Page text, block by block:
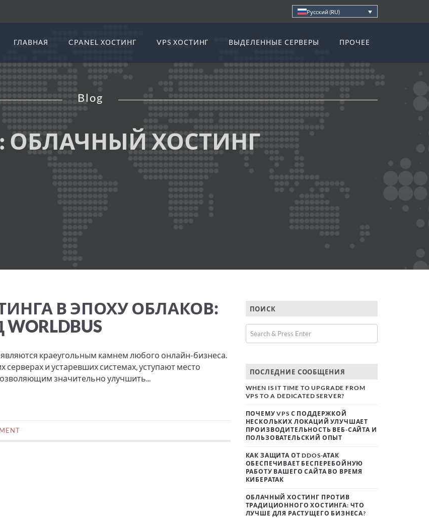
Русский (RU)
ГЛАВНАЯ CPANEL ХОСТИНГ VPS ХОСТИНГ ВЫДЕЛЕННЫЕ СЕРВЕРЫ ПРОЧЕЕ
Blog
ОБЛАЧНЫЙ ХОСТИНГ
В ЭПОХУ ОБЛАКОВ:
краеугольным камнем любого онлайн-бизнеса.
и устаревших системах, уступают место
значительно улучшить...
ПОИСК
ПОСЛЕДНИЕ СООБЩЕНИЯ
WHEN IS IT TIME TO UPGRADE FROM
VPS TO A DEDICATED SERVER?
ПОЧЕМУ VPS С ПОДДЕРЖКОЙ
НЕСКОЛЬКИХ ЛОКАЦИЙ УЛУЧШАЕТ
ПРОИЗВОДИТЕЛЬНОСТЬ ВЕБ-САЙТА И
ПОЛЬЗОВАТЕЛЬСКИЙ ОПЫТ
КАК ЗАЩИТА ОТ DDOS-АТАК
ОБЕСПЕЧИВАЕТ БЕСПЕРЕБОЙНУЮ
РАБОТУ ВАШЕГО САЙТА ВО ВРЕМЯ
КИБЕРАТАК
ОБЛАЧНЫЙ ХОСТИНГ ПРОТИВ
ТРАДИЦИОННОГО ХОСТИНГА: ЧТО
ЛУЧШЕ ДЛЯ РАСТУЩЕГО БИЗНЕСА?